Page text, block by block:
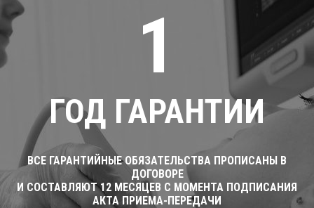
1
ГОД ГАРАНТИИ
ВСЕ ГАРАНТИЙНЫЕ ОБЯЗАТЕЛЬСТВА ПРОПИСАНЫ В
ДОГОВОРЕ
И СОСТАВЛЯЮТ 12 МЕСЯЦЕВ С МОМЕНТА ПОДПИСАНИЯ
АКТА ПРИЕМА-ПЕРЕДАЧИ